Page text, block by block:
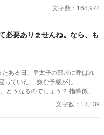
、ろくな会話もない。愛されない
棄することを決意し、リュシア
文字数：168,972
必要ありませんね。なら、も
ある日、皇太子の部屋に呼ばれ
嫌な予感がし
文字数：13,139